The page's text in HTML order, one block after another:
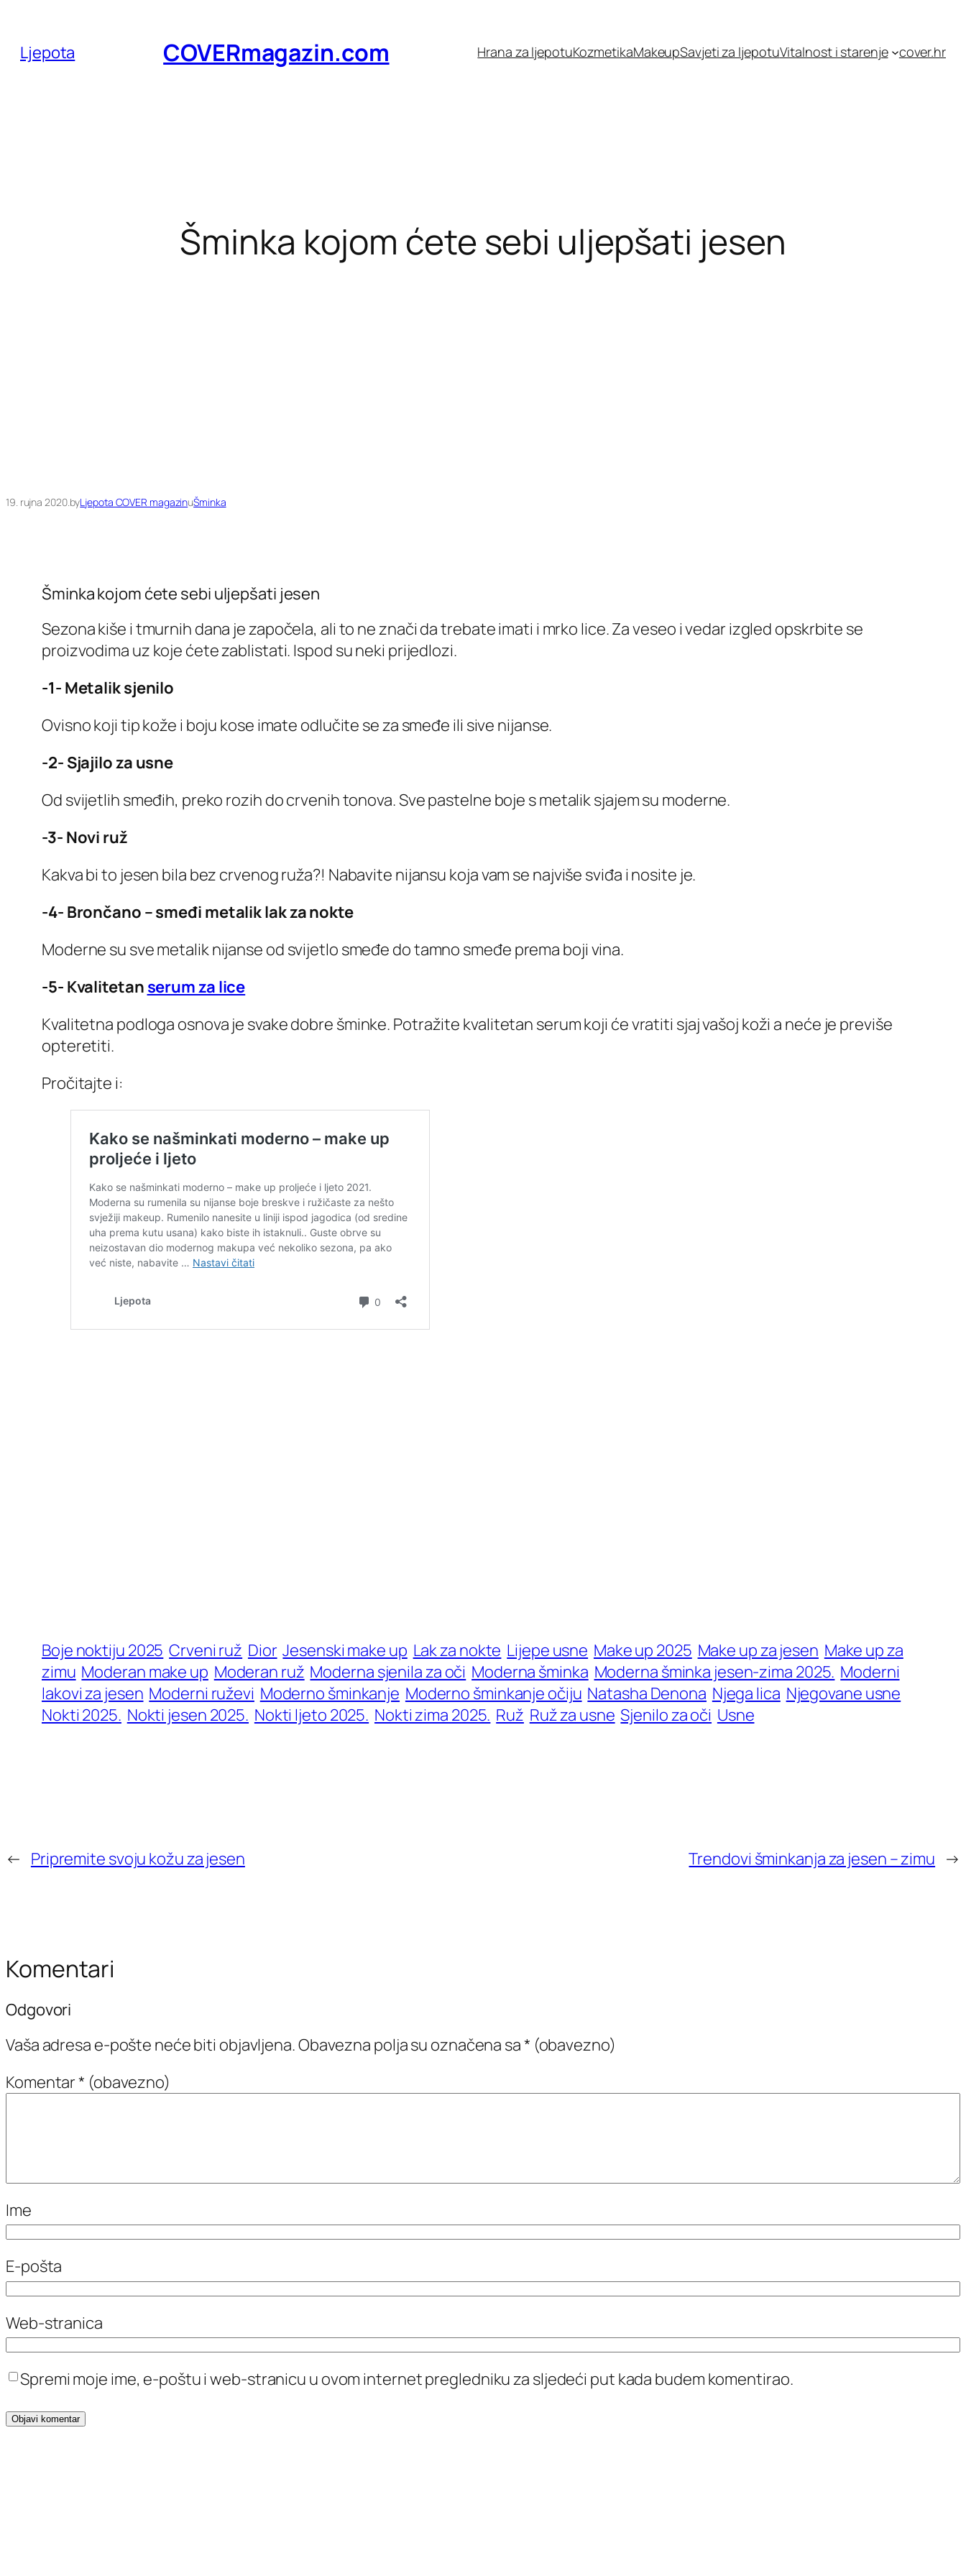
sadržaja
Ljepota COVERmagazin.com Hrana za ljepotuKozmetikaMakeupSavjeti za ljepotuVitalnost i starenje cover.hr
Šminka kojom ćete sebi uljepšati jesen
19. rujna 2020.byLjepota COVER magazinuŠminka
Šminka kojom ćete sebi uljepšati jesen
Sezona kiše i tmurnih dana je započela, ali to ne znači da trebate imati i mrko lice. Za veseo i vedar izgled opskrbite se
proizvodima uz koje ćete zablistati. Ispod su neki prijedlozi.
-1- Metalik sjenilo
Ovisno koji tip kože i boju kose imate odlučite se za smeđe ili sive nijanse.
-2- Sjajilo za usne
Od svijetlih smeđih, preko rozih do crvenih tonova. Sve pastelne boje s metalik sjajem su moderne.
-3- Novi ruž
Kakva bi to jesen bila bez crvenog ruža?! Nabavite nijansu koja vam se najviše sviđa i nosite je.
-4- Brončano – smeđi metalik lak za nokte
Moderne su sve metalik nijanse od svijetlo smeđe do tamno smeđe prema boji vina.
-5- Kvalitetan serum za lice
Kvalitetna podloga osnova je svake dobre šminke. Potražite kvalitetan serum koji će vratiti sjaj vašoj koži a neće je previše
opteretiti.
Pročitajte i:
Boje noktiju 2025 Crveni ruž Dior Jesenski make up Lak za nokte Lijepe usne Make up 2025 Make up za jesen Make up za
zimu Moderan make up Moderan ruž Moderna sjenila za oči Moderna šminka Moderna šminka jesen-zima 2025. Moderni
lakovi za jesen Moderni ruževi Moderno šminkanje Moderno šminkanje očiju Natasha Denona Njega lica Njegovane usne
Nokti 2025. Nokti jesen 2025. Nokti ljeto 2025. Nokti zima 2025. Ruž Ruž za usne Sjenilo za oči Usne
← Pripremite svoju kožu za jesen Trendovi šminkanja za jesen – zimu →
Komentari
Odgovori
Vaša adresa e-pošte neće biti objavljena.Obavezna polja su označena sa* (obavezno)
Komentar* (obavezno)
Ime
E-pošta
Web-stranica
Spremi moje ime, e-poštu i web-stranicu u ovom internet pregledniku za sljedeći put kada budem komentirao.